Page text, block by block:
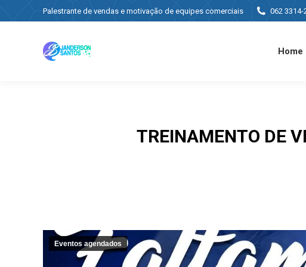
Palestrante de vendas e motivação de equipes comerciais 062 3314-
Home
TREINAMENTO DE
Eventos agendados